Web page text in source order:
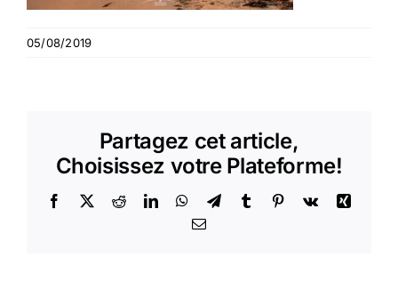
05/08/2019
Partagez cet article,
Choisissez votre Plateforme!
Facebook
X RedditLinkedInWhatsApp
TelegramTumblr Pinterest
Vk
Xing
Email